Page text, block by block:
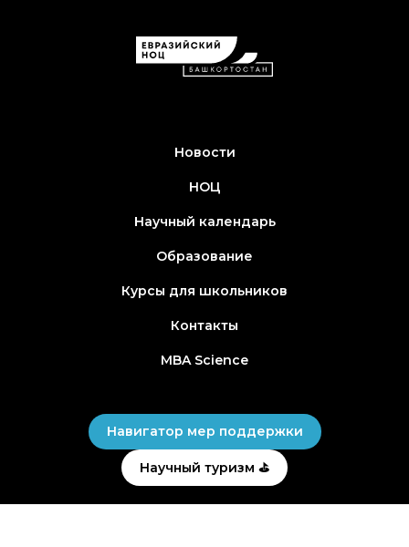
Новости
НОЦ
Научный календарь
Образование
Курсы для школьников
Контакты
MBA Science
Навигатор мер поддержки
Научный туризм ⛳